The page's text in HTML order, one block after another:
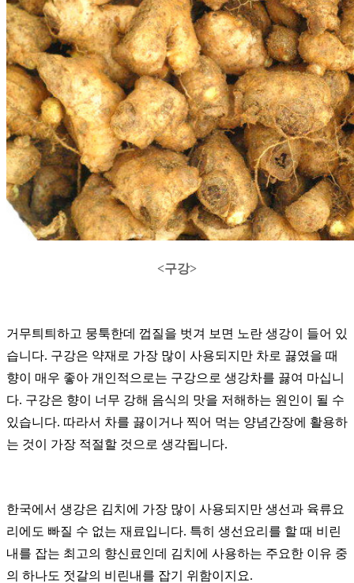
<구강>
거무틔틔하고 뭉툭한데 껍질을 벗겨 보면 노란 생강이 들어 있
습니다. 구강은 약재로 가장 많이 사용되지만 차로 끓였을 때
향이 매우 좋아 개인적으로는 구강으로 생강차를 끓여 마십니
다. 구강은 향이 너무 강해 음식의 맛을 저해하는 원인이 될 수
있습니다. 따라서 차를 끓이거나 찍어 먹는 양념간장에 활용하
는 것이 가장 적절할 것으로 생각됩니다.
한국에서 생강은 김치에 가장 많이 사용되지만 생선과 육류요
리에도 빠질 수 없는 재료입니다. 특히 생선요리를 할 때 비린
내를 잡는 최고의 향신료인데 김치에 사용하는 주요한 이유 중
의 하나도 젓갈의 비린내를 잡기 위함이지요.